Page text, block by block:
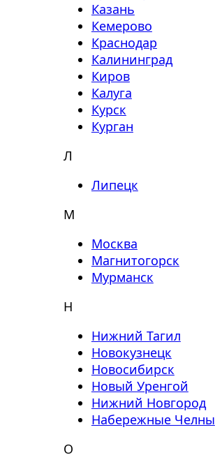
Казань
Кемерово
Краснодар
Калининград
Киров
Калуга
Курск
Курган
Л
Липецк
М
Москва
Магнитогорск
Мурманск
Н
Нижний Тагил
Новокузнецк
Новосибирск
Новый Уренгой
Нижний Новгород
Набережные Челны
О